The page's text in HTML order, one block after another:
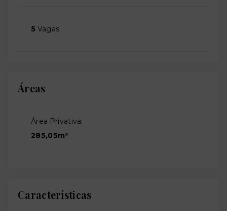
5 Vagas
Áreas
Área Privativa:
285,05m²
Características